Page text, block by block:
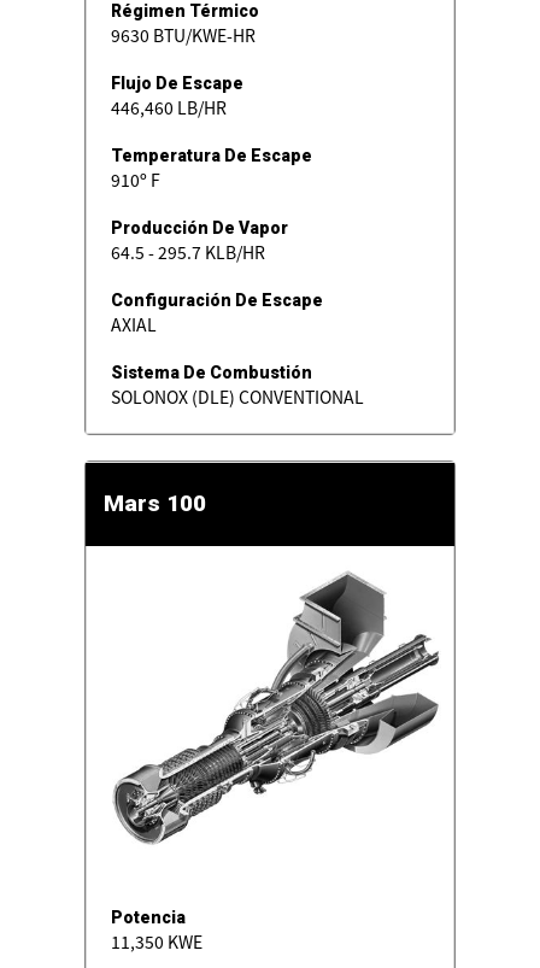
Régimen Térmico
9630 BTU/KWE-HR
Flujo De Escape
446,460 LB/HR
Temperatura De Escape
910º F
Producción De Vapor
64.5 - 295.7 KLB/HR
Configuración De Escape
AXIAL
Sistema De Combustión
SOLONOX (DLE) CONVENTIONAL
Mars 100
Potencia
11,350 KWE